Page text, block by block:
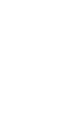
ilgili